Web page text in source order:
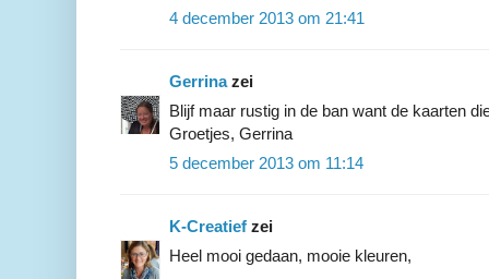
4 december 2013 om 21:41
Gerrinazei
Blijf maar rustig in de ban want de kaarten
Groetjes, Gerrina
5 december 2013 om 11:14
K-Creatief zei
Heel mooi gedaan, mooie kleuren,